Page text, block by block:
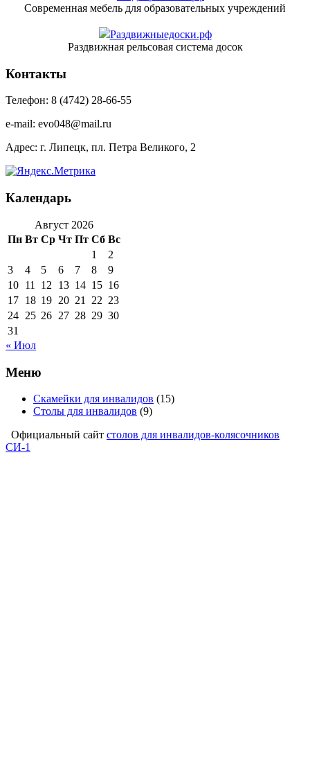
Современная мебель для образовательных учреждений
Раздвижныедоски.рф
Раздвижная рельсовая система досок
Контакты
Телефон: 8 (4742) 28-66-55
e-mail: evo048@mail.ru
Адрес: г. Липецк, пл. Петра Великого, 2
Календарь
Август 2026
Пн Вт Ср Чт Пт Сб Вс
1
2
3
4 5 6 7 8
9
10 11 12 13 14 15 16
17 18 19 20 21 22 23
24 25 26 27 28 29 30
31
« Июл
Меню
Скамейки для инвалидов (15)
Столы для инвалидов (9)
Официальный сайт столов для инвалидов-колясочников
СИ-1